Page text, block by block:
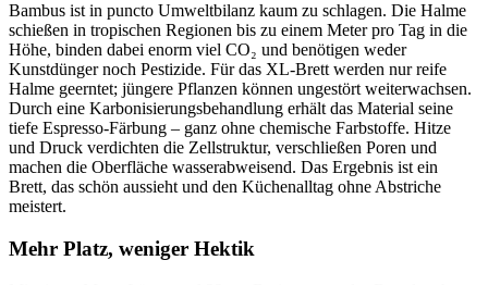
Bambus ist in puncto Umweltbilanz kaum zu schlagen. Die Halme
schießen in tropischen Regionen bis zu einem Meter pro Tag in die
Höhe, binden dabei enorm viel CO₂ und benötigen weder
Kunstdünger noch Pestizide. Für das XL-Brett werden nur reife
Halme geerntet; jüngere Pflanzen können ungestört weiterwachsen.
Durch eine Karbonisierungsbehandlung erhält das Material seine
tiefe Espresso-Färbung – ganz ohne chemische Farbstoffe. Hitze
und Druck verdichten die Zellstruktur, verschließen Poren und
machen die Oberfläche wasserabweisend. Das Ergebnis ist ein
Brett, das schön aussieht und den Küchenalltag ohne Abstriche
meistert.
Mehr Platz, weniger Hektik